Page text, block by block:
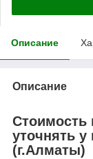
Описание
Описание
Стоимость
уточнять
(г.Алматы)